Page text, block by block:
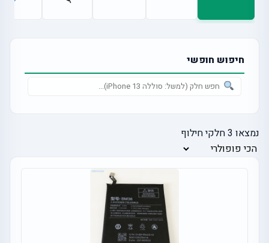
חיפוש חופשי
נמצאו 3חלקי חילוף